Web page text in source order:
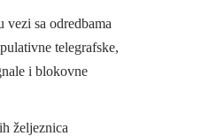
sa odredbama
telegrafske,
i blokovne
željeznica